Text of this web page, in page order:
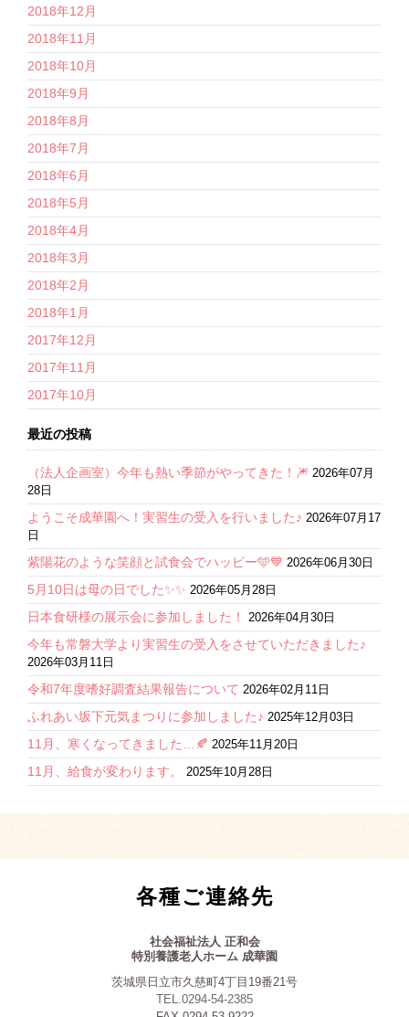
2018年12月
2018年11月
2018年10月
2018年9月
2018年8月
2018年7月
2018年6月
2018年5月
2018年4月
2018年3月
2018年2月
2018年1月
2017年12月
2017年11月
2017年10月
最近の投稿
（法人企画室）今年も熱い季節がやってきた！🎆 2026年07月
28日
ようこそ成華園へ！実習生の受入を行いました♪ 2026年07月17
日
紫陽花のような笑顔と試食会でハッピー🩵💙 2026年06月30日
5月10日は母の日でした✨✨ 2026年05月28日
日本食研様の展示会に参加しました！ 2026年04月30日
今年も常磐大学より実習生の受入をさせていただきました♪
2026年03月11日
令和7年度嗜好調査結果報告について 2026年02月11日
ふれあい坂下元気まつりに参加しました♪ 2025年12月03日
11月、寒くなってきました…🍂 2025年11月20日
11月、給食が変わります。 2025年10月28日
各種ご連絡先
社会福祉法人 正和会
特別養護老人ホーム 成華園
茨城県日立市久慈町4丁目19番21号
TEL.0294-54-2385